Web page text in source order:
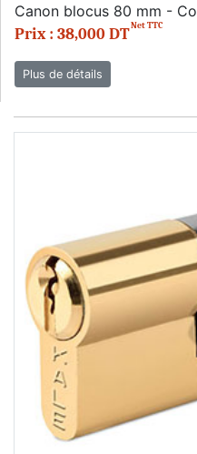
Canon blocus 80 mm -
Prix : 38,000 DTNet TTC
Plus de détails